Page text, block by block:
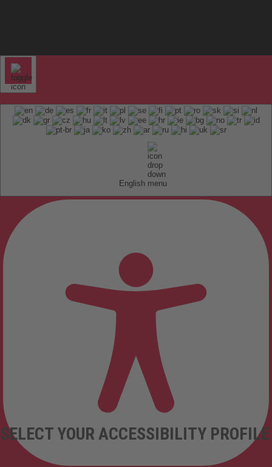
English
SELECT YOUR ACCESSIBILITY PROFILE